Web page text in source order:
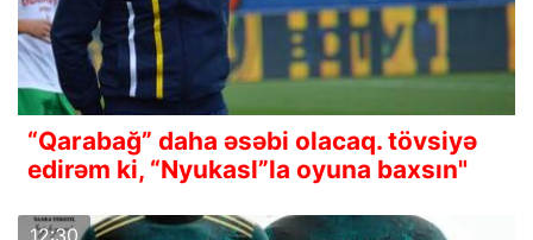
“Qarabağ” daha əsəbi olacaq. tövsiyə
edirəm ki, “Nyukasl”la oyuna baxsın"